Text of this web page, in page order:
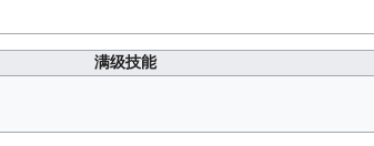
满级技能